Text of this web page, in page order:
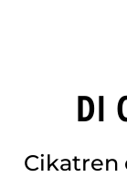
DI
Cikatren